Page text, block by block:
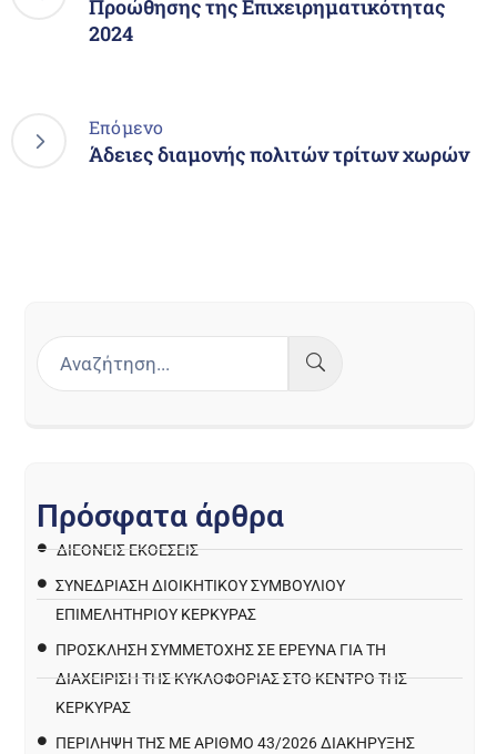
Προώθησης της Επιχειρηματικότητας
2024
Επόμενο
Άδειες διαμονής πολιτών τρίτων χωρών
Πρόσφατα άρθρα
ΔΙΕΘΝΕΙΣ ΕΚΘΕΣΕΙΣ
ΣΥΝΕΔΡΙΑΣΗ ΔΙΟΙΚΗΤΙΚΟΥ ΣΥΜΒΟΥΛΙΟΥ
ΕΠΙΜΕΛΗΤΗΡΙΟΥ ΚΕΡΚΥΡΑΣ
ΠΡΌΣΚΛΗΣΗ ΣΥΜΜΕΤΟΧΉΣ ΣΕ ΈΡΕΥΝΑ ΓΙΑ ΤΗ
ΔΙΑΧΕΊΡΙΣΗ ΤΗΣ ΚΥΚΛΟΦΟΡΊΑΣ ΣΤΟ ΚΈΝΤΡΟ ΤΗΣ
ΚΈΡΚΥΡΑΣ
ΠΕΡΙΛΗΨΗ ΤΗΣ ΜΕ ΑΡΙΘΜΟ 43/2026 ΔΙΑΚΗΡΥΞΗΣ